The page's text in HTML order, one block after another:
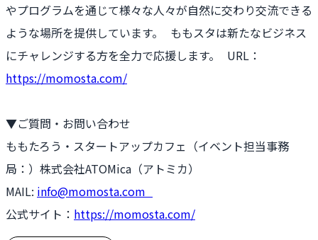
やプログラムを通じて様々な人々が自然に交わり交流できる
ような場所を提供しています。 ももスタは新たなビジネス
にチャレンジする方を全力で応援します。 URL：
https://momosta.com/
▼ご質問・お問い合わせ
ももたろう・スタートアップカフェ（イベント担当事務
局：）株式会社ATOMica（アトミカ）
MAIL: info@momosta.com
公式サイト： https://momosta.com/